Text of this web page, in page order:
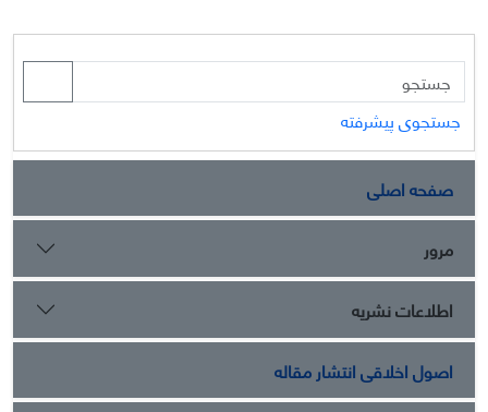
جستجوی پیشرفته
صفحه اصلی
مرور
اطلاعات نشریه
اصول اخلاقی انتشار مقاله